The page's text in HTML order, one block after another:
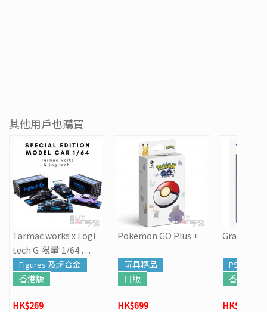
其他用戶也購買
Tarmac works x Logi
tech G 限量 1/64 跑
車模型
Figures 及超合金
香港版
HK$269
Pokemon GO Plus +
玩具精品
日版
HK$699
Grand
PS5
香港版
HK$568